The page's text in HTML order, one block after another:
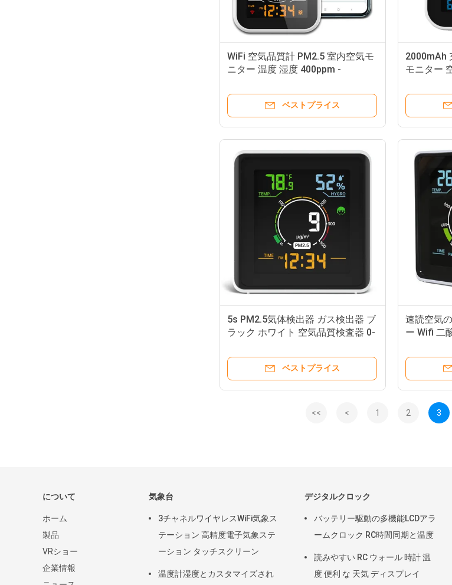
WiFi 空気品質計 PM2.5 室内空気モ
ニター 温度 湿度 400ppm -
ベストプライス
2000mAh
モニター
5s PM2.5気体検出器 ガス検出器 ブ
ラック ホワイト 空気品質検査器 0-
ベストプライス
速読空気
ー Wifi 二
<< < 1 2 3
について
ホーム
製品
VRショー
企業情報
気象台
3チャネルワイヤレスWiFi気象ス
テーション 高精度電子気象ステ
ーション タッチスクリーン
温度計湿度とカスタマイズされ
デジタルクロック
バッテリー駆動の多機能LCDアラ
ームクロック RC時間同期と温度
読みやすい RC ウォール 時計 温
度 便利 な 天気 ディスプレイ